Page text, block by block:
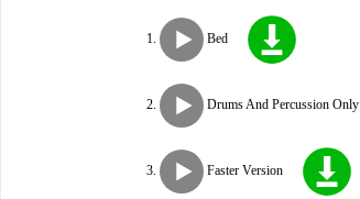
Bed
Drums And Percussion Only
Faster Version